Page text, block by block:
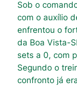
Sob o
com o auxílio
enfrentou o
da Boa Vista-
sets a 0, com
Segundo o
confronto já